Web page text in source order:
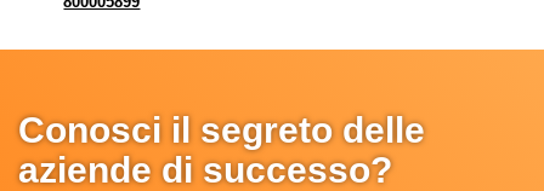
Conosci il segreto delle
aziende di successo?